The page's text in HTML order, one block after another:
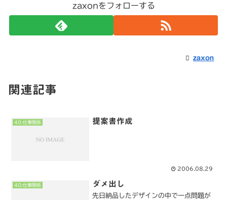
zaxonをフォローする
zaxon
関連記事
40:仕事関係 提案書作成
2006.08.29
40:仕事関係 ダメ出し
先日納品したデザインの中で一点問題が